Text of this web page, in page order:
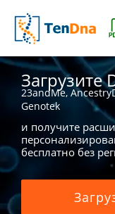
Загрузите
23andMe,
Genotek
и получите
бесплатно без